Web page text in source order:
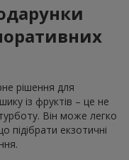
рішення для
із фруктів – це не
Він може легко
підібрати екзотичні